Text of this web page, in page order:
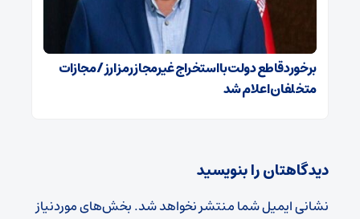
برخورد قاطع دولت با استخراج غیرمجاز رمز ارز / مجازات
متخلفان اعلام شد
دیدگاهتان را بنویسید
نشانی ایمیل شما منتشر نخواهد شد.بخش‌های موردنیاز